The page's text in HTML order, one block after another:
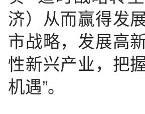
济）从而赢得发
市战略，发展高
性新兴产业，把
机遇”。